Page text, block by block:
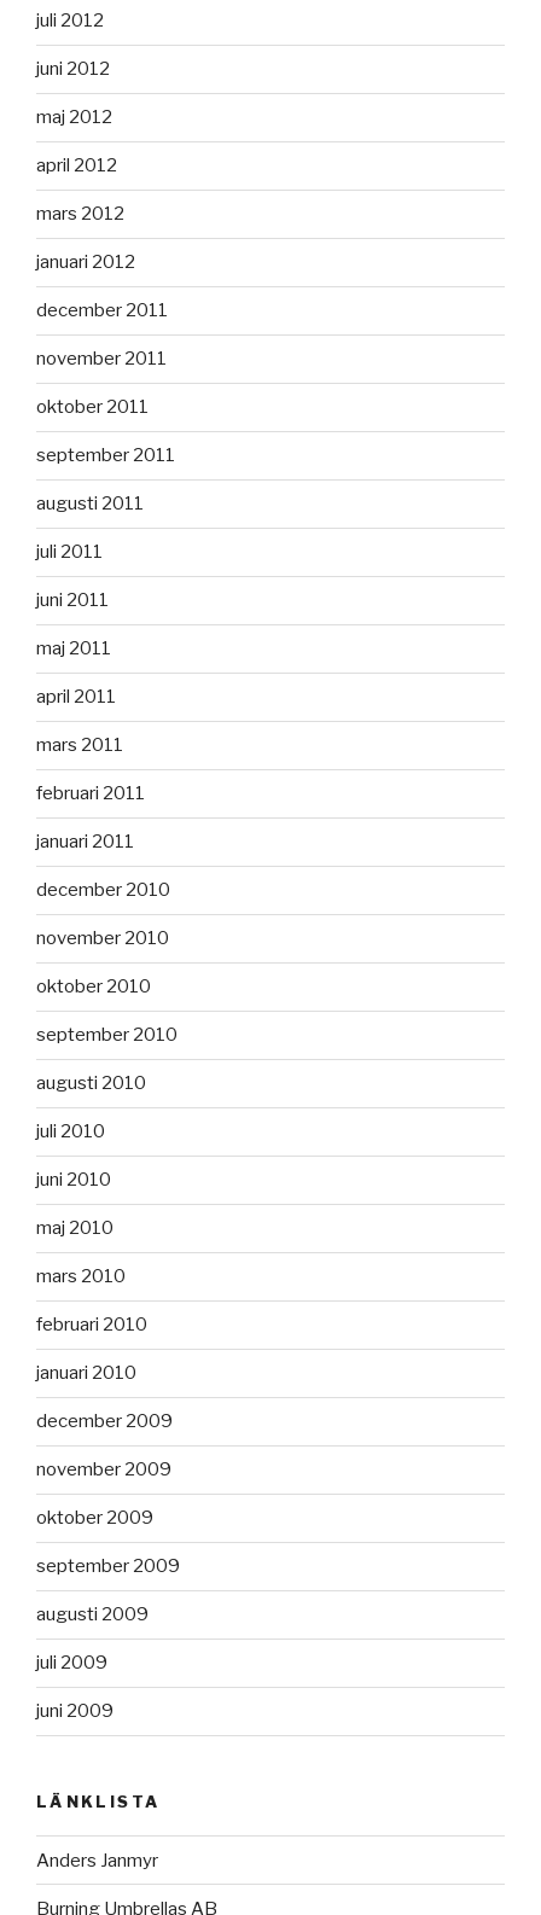
juli 2012
juni 2012
maj 2012
april 2012
mars 2012
januari 2012
december 2011
november 2011
oktober 2011
september 2011
augusti 2011
juli 2011
juni 2011
maj 2011
april 2011
mars 2011
februari 2011
januari 2011
december 2010
november 2010
oktober 2010
september 2010
augusti 2010
juli 2010
juni 2010
maj 2010
mars 2010
februari 2010
januari 2010
december 2009
november 2009
oktober 2009
september 2009
augusti 2009
juli 2009
juni 2009
LÄNKLISTA
Anders Janmyr
Burning Umbrellas AB